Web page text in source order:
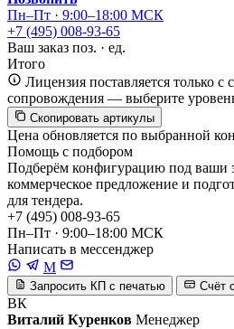
Пн–Пт · 9:00–18:00 МСК
+7 (495) 008-93-65
Ваш заказ поз. · ед.
Итого
Лицензия поставляется только с
сопровождения — выберите
Скопировать артикулы
Цена обновляется по выбранной
Помощь с подбором
Подберём конфигурацию под ваши
коммерческое предложение и
для тендера.
+7 (495) 008-93-65
Пн–Пт · 9:00–18:00 МСК
Написать в мессенджер
M
Запросить КП с печатью Счёт
ВК
Виталий Куренков Менеджер